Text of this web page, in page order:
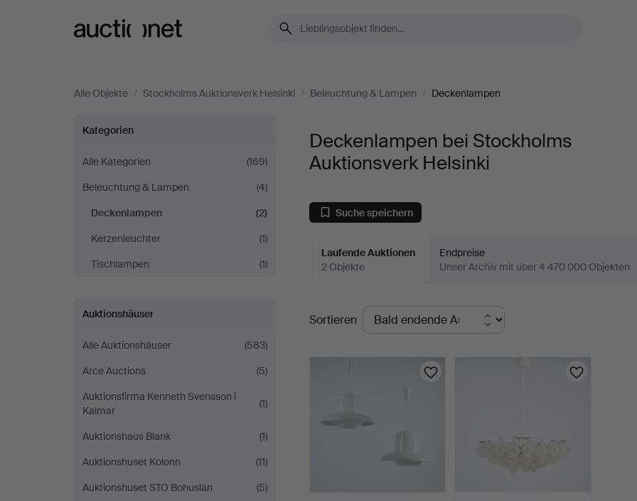
Alle Objekte / Stockholms Auktionsverk Helsinki / Beleuchtung & Lampen / Deckenlampen
Deckenlampen
bei
Stockholms
Auktionsverk
Helsinki
Kategorien
Alle Kategorien
(169)
Beleuchtung & Lampen
(4)
Deckenlampen
(2)
Kerzenleuchter
(1)
Tischlampen
(1)
Auktionshäuser
Alle Auktionshäuser
(583)
Arce Auctions
(5)
Auktionsfirma Kenneth Svensson i
Kalmar
(1)
Auktionshaus Blank
(1)
Auktionshuset Kolonn
(11)
Auktionshuset STO Bohuslän
(5)
Deckenlampen bei Stockholms
Auktionsverk Helsinki
Suche speichern
Laufende Auktionen
2 Objekte
Endpreise
Unser Archiv mit über 4 470 000 Objekten
Laufende
Auktionen
Sortieren